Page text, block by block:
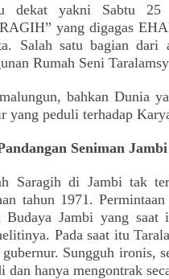
dekat yakni Sabtu
yang digagas
Salah satu bagian dari
Rumah Seni
bahkan Dunia
yang peduli terhadap
Seniman Jambi
Saragih di Jambi tak
tahun 1971.
Budaya Jambi yang
Pada saat itu
Sungguh ironis,
hanya mengontrak